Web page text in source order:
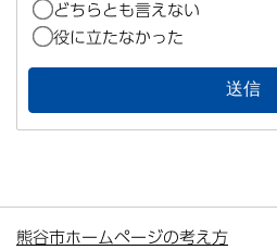
どちらとも言えない
役に立たなかった
熊谷市ホームページの考え方